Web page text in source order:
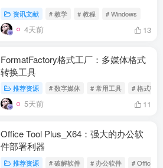
资讯文献 # 教学 # 教程 # Windows
4天前 13
FormatFactory格式工厂：多媒体格式
转换工具
推荐资源 # 数字媒体 # 常用工具 # 格式转换
5天前 11
Office Tool Plus_X64：强大的办公软
件部署利器
推荐资源 # 破解软件 # 办公软件 # Office